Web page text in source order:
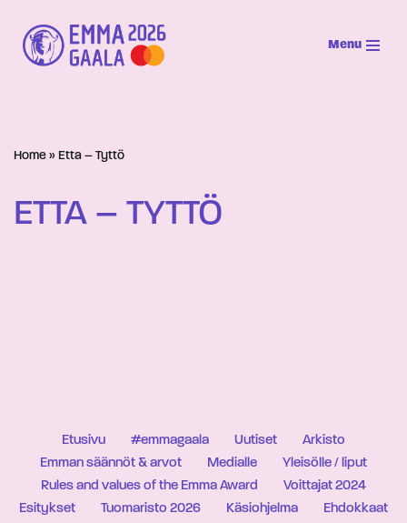
Siirry
suoraan
Menu
Home » Etta – Tyttö
ETTA – TYTTÖ
Etusivu #emmagaala Uutiset
Arkisto
Emman säännöt & arvot
Medialle
Yleisölle / liput
Rules and values of the Emma Award
Voittajat 2024
Esitykset
Tuomaristo 2026 Käsiohjelma
Ehdokkaat